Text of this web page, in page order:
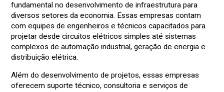
fundamental no desenvolvimento de infraestrutura para
diversos setores da economia. Essas empresas contam
com equipes de engenheiros e técnicos capacitados para
projetar desde circuitos elétricos simples até sistemas
complexos de automação industrial, geração de energia e
distribuição elétrica.
Além do desenvolvimento de projetos, essas empresas
oferecem suporte técnico, consultoria e serviços de